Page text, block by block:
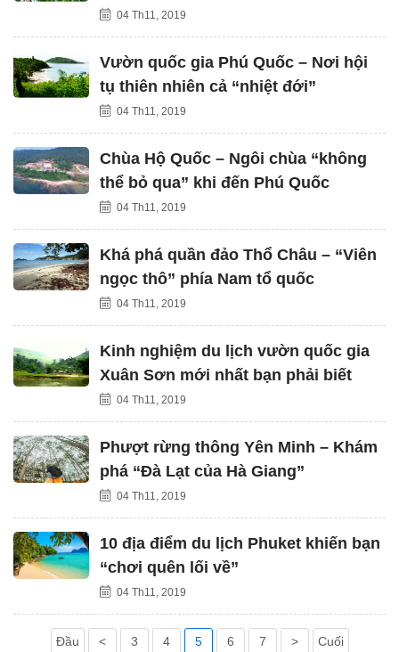
04 Th11, 2019
Vườn quốc gia Phú Quốc – Nơi hội
tụ thiên nhiên cả “nhiệt đới”
04 Th11, 2019
Chùa Hộ Quốc – Ngôi chùa “không
thể bỏ qua” khi đến Phú Quốc
04 Th11, 2019
Khá phá quần đảo Thổ Châu – “Viên
ngọc thô” phía Nam tổ quốc
04 Th11, 2019
Kinh nghiệm du lịch vườn quốc gia
Xuân Sơn mới nhất bạn phải biết
04 Th11, 2019
Phượt rừng thông Yên Minh – Khám
phá “Đà Lạt của Hà Giang”
04 Th11, 2019
10 địa điểm du lịch Phuket khiến bạn
“chơi quên lối về”
04 Th11, 2019
Đầu < 3 4 5 6 7 > Cuối